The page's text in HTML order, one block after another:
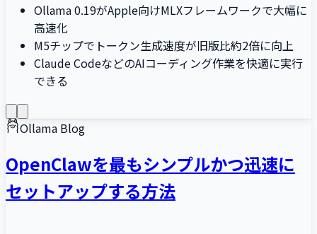
Ollama 0.19がApple向けMLXフレームワークで大幅に
高速化
M5チップでトークン生成速度が旧版比約2倍に向上
Claude CodeなどのAIコーディング作業を快適に実行
できる
Ollama Blog
OpenClawを最もシンプルかつ迅速に
セットアップする方法